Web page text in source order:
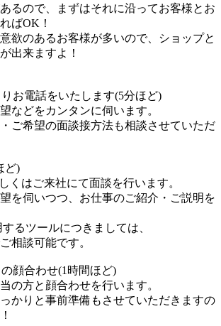
るので、まずはそれに沿ってお客様とお
ばOK！
欲のあるお客様が多いので、ショップと
出来ますよ！
お電話をいたします(5分ほど)
などをカンタンに伺います。
ご希望の面談接方法も相談させていただ
ど)
くはご来社にて面談を行います。
を伺いつつ、お仕事のご紹介・ご説明を
るツールにつきましては、
相談可能です。
顔合わせ(1時間ほど)
の方と顔合わせを行います。
かりと事前準備もさせていただきますの